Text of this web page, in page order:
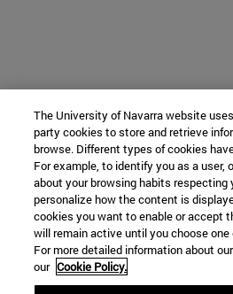
The University of Navarra website
party cookies to store and retrieve
browse. Different types of cookies
For example, to identify you as a user,
about your browsing habits respecting
personalize how the content is
cookies you want to enable or accept
will remain active until you choose
For more detailed information about
our Cookie Policy.